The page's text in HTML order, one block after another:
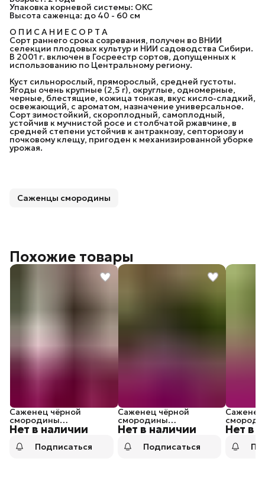
Упаковка корневой системы: ОКС
Высота саженца: до 40 - 60 см
О П И С А Н И Е С О Р Т А
Сорт раннего срока созревания, получен во ВНИИ
селекции плодовых культур и НИИ садоводства Сибири.
В 2001 г. включен в Госреестр сортов, допущенных к
использованию по Центральному региону.
Куст сильнорослый, пряморослый, средней густоты.
Ягоды очень крупные (2,5 г), округлые, одномерные,
черные, блестящие, кожица тонкая, вкус кисло-сладкий,
освежающий, с ароматом, назначение универсальное.
Сорт зимостойкий, скороплодный, самоплодный,
устойчив к мучнистой росе и столбчатой ржавчине, в
средней степени устойчив к антракнозу, септориозу и
почковому клещу, пригоден к механизированной уборке
урожая.
Саженцы смородины
Похожие товары
Нет в наличии
Саженец чёрной
смородины
Ленинградский
великан
Подписаться
Нет в наличии
Саженец чёрной
смородины
Селеченская 2
Подписаться
Нет в